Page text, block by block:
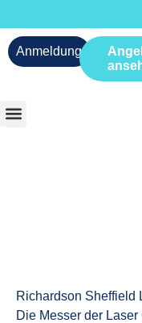
Anmeldung
Richardson Sheffield
Die Messer der